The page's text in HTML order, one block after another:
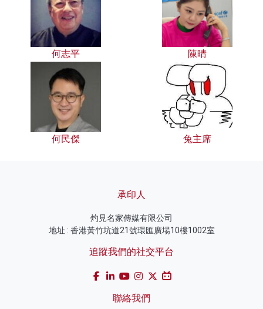
何志平 陳晴
何民傑 兔主席
承印人
灼見名家傳媒有限公司
地址 : 香港黃竹坑道21號環匯廣場10樓1002室
追蹤我們的社交平台
聯絡我們